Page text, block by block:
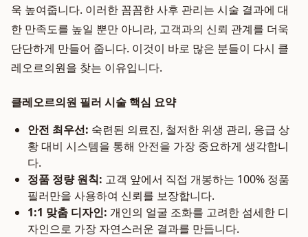
욱 높여줍니다. 이러한 꼼꼼한 사후 관리는 시술 결과에 대
한 만족도를 높일 뿐만 아니라, 고객과의 신뢰 관계를 더욱
단단하게 만들어 줍니다. 이것이 바로 많은 분들이 다시 클
레오르의원을 찾는 이유입니다.
클레오르의원 필러 시술 핵심 요약
안전 최우선: 숙련된 의료진, 철저한 위생 관리, 응급 상
황 대비 시스템을 통해 안전을 가장 중요하게 생각합니
다.
정품 정량 원칙: 고객 앞에서 직접 개봉하는 100% 정품
필러만을 사용하여 신뢰를 보장합니다.
1:1 맞춤 디자인: 개인의 얼굴 조화를 고려한 섬세한 디
자인으로 가장 자연스러운 결과를 만듭니다.